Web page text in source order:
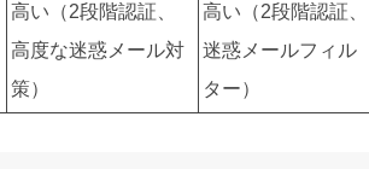
高い（2段階認証、
高度な迷惑メール対
策）
高い（2段階認証、
迷惑メールフィル
ター）